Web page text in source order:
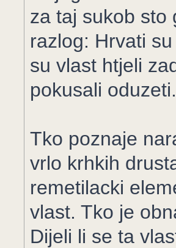
za taj sukob sto
razlog: Hrvati
su vlast htjeli
pokusali oduzeti.
Tko poznaje
vrlo krhkih
remetilacki
vlast. Tko je
Dijeli li se ta